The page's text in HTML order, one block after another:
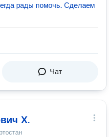
рады помочь. Сделаем
Чат
Х.